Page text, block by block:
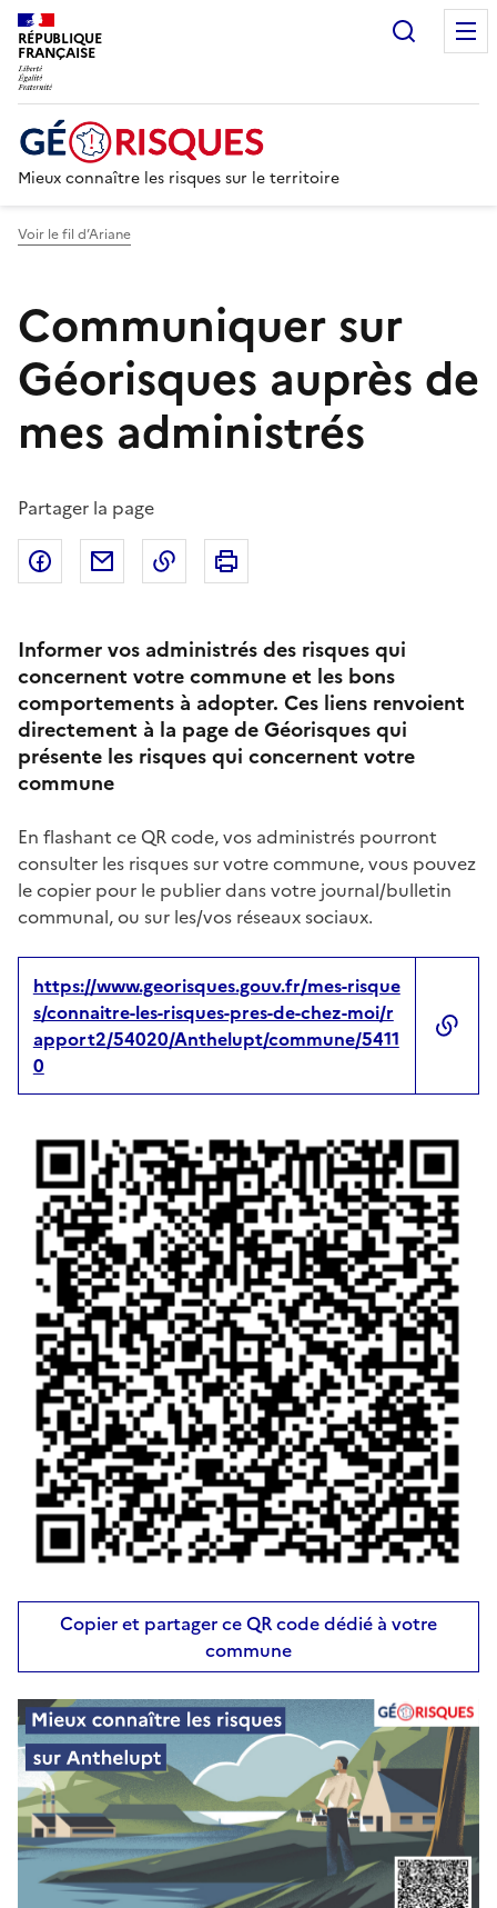
RÉPUBLIQUE
FRANÇAISE
Mieux connaître les risques sur le territoire
Voir le fil d’Ariane
Communiquer sur
Géorisques auprès de
mes administrés
Partager la page
Partager sur Facebook
Partager par emailCopier dans le presse-papier
Informer vos administrés des risques qui
concernent votre commune et les bons
comportements à adopter. Ces liens renvoient
directement à la page de Géorisques qui
présente les risques qui concernent votre
commune
En flashant ce QR code, vos administrés pourront
consulter les risques sur votre commune, vous pouvez
le copier pour le publier dans votre journal/bulletin
communal, ou sur les/vos réseaux sociaux.
https://www.georisques.gouv.fr/mes-risque
s/connaitre-les-risques-pres-de-chez-moi/r
apport2/54020/Anthelupt/commune/5411
0
Copier et partager ce QR code dédié à votre
commune